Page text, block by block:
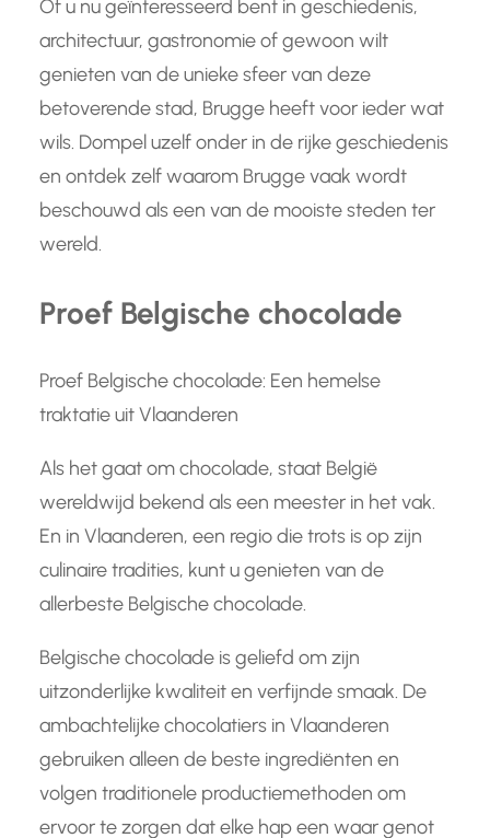
Of u nu geïnteresseerd bent in geschiedenis,
architectuur, gastronomie of gewoon wilt
genieten van de unieke sfeer van deze
betoverende stad, Brugge heeft voor ieder wat
wils. Dompel uzelf onder in de rijke geschiedenis
en ontdek zelf waarom Brugge vaak wordt
beschouwd als een van de mooiste steden ter
wereld.
Proef Belgische chocolade
Proef Belgische chocolade: Een hemelse
traktatie uit Vlaanderen
Als het gaat om chocolade, staat België
wereldwijd bekend als een meester in het vak.
En in Vlaanderen, een regio die trots is op zijn
culinaire tradities, kunt u genieten van de
allerbeste Belgische chocolade.
Belgische chocolade is geliefd om zijn
uitzonderlijke kwaliteit en verfijnde smaak. De
ambachtelijke chocolatiers in Vlaanderen
gebruiken alleen de beste ingrediënten en
volgen traditionele productiemethoden om
ervoor te zorgen dat elke hap een waar genot